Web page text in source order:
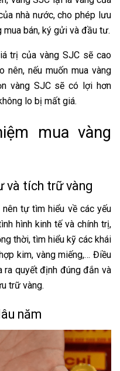
nhà nước, cho phép lưu
bán, ký gửi và đầu tư.
trị của vàng SJC sẽ cao
nên, nếu muốn mua vàng
vàng SJC sẽ có lợi hơn
lo bị mất giá.
mua vàng
và tích trữ vàng
tự tìm hiểu về các yếu
hình kinh tế và chính trị,
thời, tìm hiểu kỹ các khái
kim, vàng miếng,… Điều
quyết định đúng đắn và
trữ vàng.
năm